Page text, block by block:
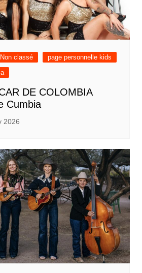
Non classé
page personnelle kids
DE COLOMBIA
Cumbia
2026